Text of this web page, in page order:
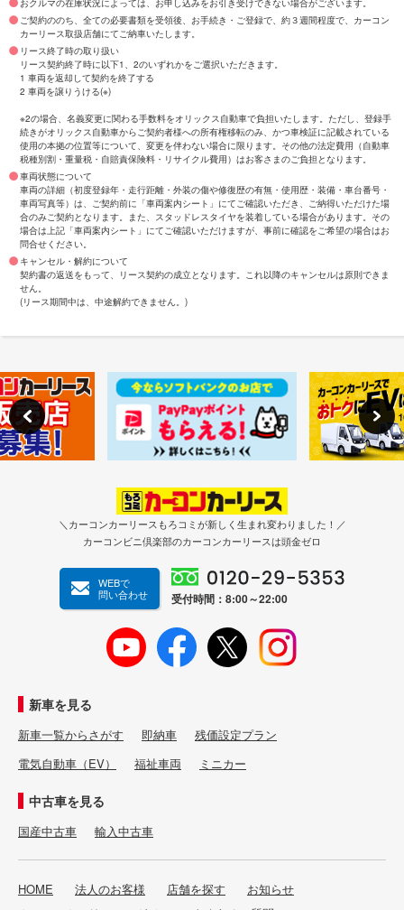
おクルマの在庫状況によっては、お申し込みをお引き受けできない場合がございます。
ご契約ののち、全ての必要書類を受領後、お手続き・ご登録で、約３週間程度で、カーコン
カーリース取扱店舗にてご納車いたします。
リース終了時の取り扱い
リース契約終了時に以下1、2のいずれかをご選択いただきます。
1 車両を返却して契約を終了する
2 車両を譲りうける(※)
※2の場合、名義変更に関わる手数料をオリックス自動車で負担いたします。ただし、登録手
続きがオリックス自動車からご契約者様への所有権移転のみ、かつ車検証に記載されている
使用の本拠の位置等について、変更を伴わない場合に限ります。その他の法定費用（自動車
税種別割・重量税・自賠責保険料・リサイクル費用）はお客さまのご負担となります。
車両状態について
車両の詳細（初度登録年・走行距離・外装の傷や修復歴の有無・使用歴・装備・車台番号・
車両写真等）は、ご契約前に「車両案内シート」にてご確認いただき、ご納得いただけた場
合のみご契約となります。また、スタッドレスタイヤを装着している場合があります。その
場合は上記「車両案内シート」にてご確認いただけますが、事前に確認をご希望の場合はお
問合せください。
キャンセル・解約について
契約書の返送をもって、リース契約の成立となります。これ以降のキャンセルは原則できま
せん。
(リース期間中は、中途解約できません。)
＼カーコンカーリースもろコミが新しく生まれ変わりました！／
カーコンビニ倶楽部のカーコンカーリースは頭金ゼロ
WEBで
問い合わせ
受付時間：8:00～22:00
新車を見る
新車一覧からさがす 即納車
残価設定プラン
電気自動車（EV）
福祉車両 ミニカー
中古車を見る
国産中古車 輸入中古車
HOME 法人のお客様 店舗を探す
お知らせ